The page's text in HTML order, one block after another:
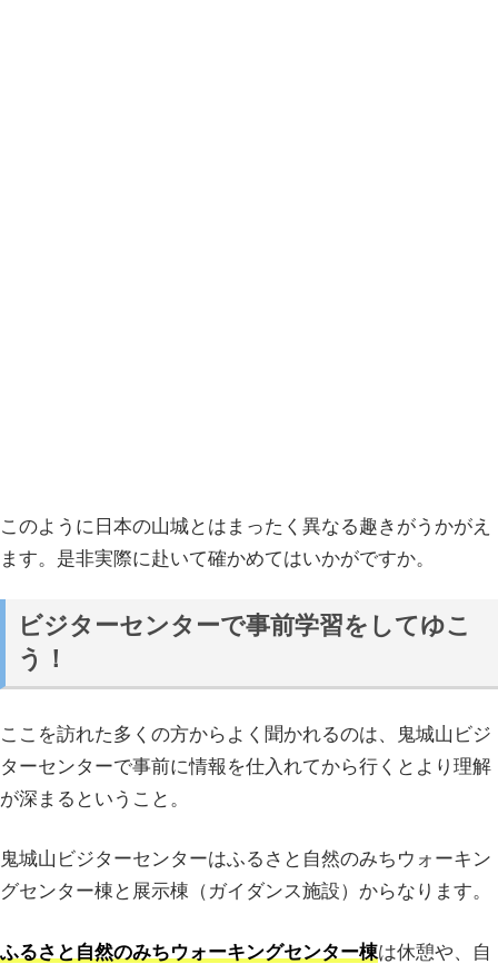
このように日本の山城とはまったく異なる趣きがうかがえ
ます。是非実際に赴いて確かめてはいかがですか。
ビジターセンターで事前学習をしてゆこ
う！
ここを訪れた多くの方からよく聞かれるのは、鬼城山ビジ
ターセンターで事前に情報を仕入れてから行くとより理解
が深まるということ。
鬼城山ビジターセンターはふるさと自然のみちウォーキン
グセンター棟と展示棟（ガイダンス施設）からなります。
ふるさと自然のみちウォーキングセンター棟は休憩や、自